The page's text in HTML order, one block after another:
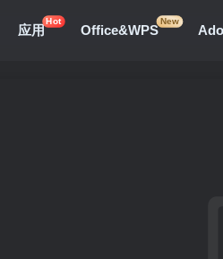
应用
Hot
Office&WPS
New